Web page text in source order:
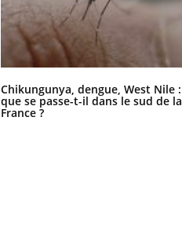
Chikungunya, dengue, West Nile :
que se passe-t-il dans le sud de la
France ?